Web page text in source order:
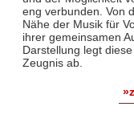
eng verbunden. Von
Nähe der Musik für
ihrer gemeinsamen
Darstellung legt
Zeugnis ab.